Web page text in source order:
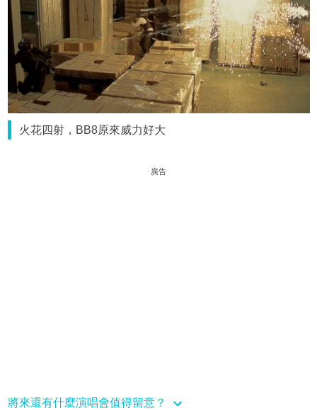
火花四射，BB8原來威力好大
廣告
將來還有什麼演唱會值得留意？